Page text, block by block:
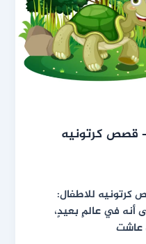
– قصص كرتونيه
كرتونيه للاطفال:
أنه في عالمٍ بعيدٍ،
عاشت